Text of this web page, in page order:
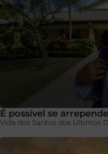
É possível se
Vida dos Santos dos Últimos